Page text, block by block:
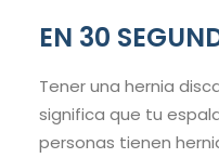
EN 30
Tener una hernia
significa que tu
personas tienen